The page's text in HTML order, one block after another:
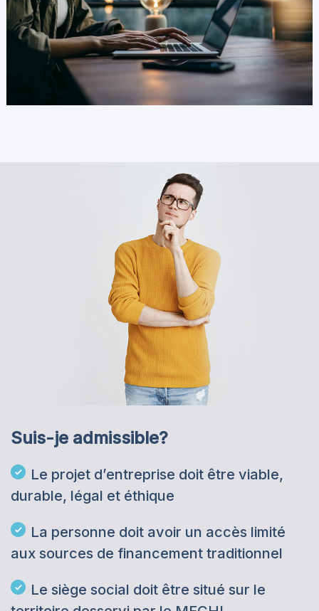
Suis-je admissible?
Le projet d’entreprise doit être viable,
durable, légal et éthique
La personne doit avoir un accès limité
aux sources de financement traditionnel
Le siège social doit être situé sur le